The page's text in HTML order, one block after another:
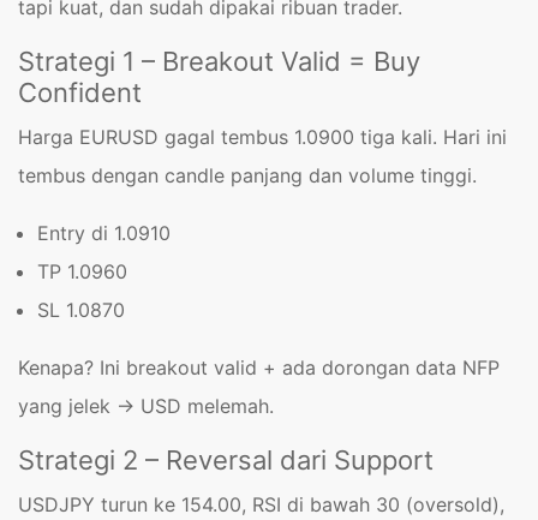
tapi kuat, dan sudah dipakai ribuan trader.
Strategi 1 – Breakout Valid = Buy
Confident
Harga EURUSD gagal tembus 1.0900 tiga kali. Hari ini
tembus dengan candle panjang dan volume tinggi.
Entry di 1.0910
TP 1.0960
SL 1.0870
Kenapa? Ini breakout valid + ada dorongan data NFP
yang jelek → USD melemah.
Strategi 2 – Reversal dari Support
USDJPY turun ke 154.00, RSI di bawah 30 (oversold),